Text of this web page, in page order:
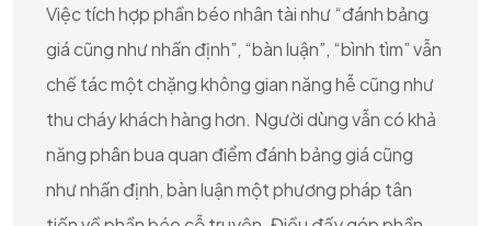
Việc tích hợp phần béo nhân tài như “đánh bảng
giá cũng như nhấn định”, “bàn luận”, “bình tìm” vẫn
chế tác một chặng không gian năng hễ cũng như
thu cháy khách hàng hơn. Người dùng vẫn có khả
năng phân bua quan điểm đánh bảng giá cũng
như nhấn định, bàn luận một phương pháp tân